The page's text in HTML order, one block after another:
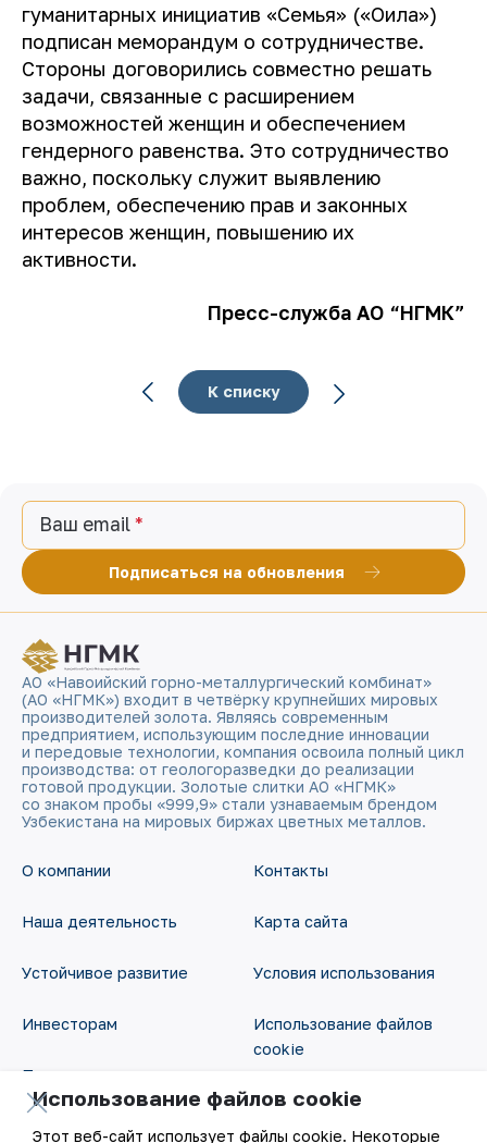
гуманитарных инициатив «Семья» («Оила»)
подписан меморандум о сотрудничестве.
Стороны договорились совместно решать
задачи, связанные с расширением
возможностей женщин и обеспечением
гендерного равенства. Это сотрудничество
важно, поскольку служит выявлению
проблем, обеспечению прав и законных
интересов женщин, повышению их
активности.
Пресс-служба АО “НГМК”
К списку
Ваш email
Подписаться на обновления
АО «Навоийский горно-металлургический комбинат»
(АО «НГМК») входит в четвёрку крупнейших мировых
производителей золота. Являясь современным
предприятием, использующим последние инновации
и передовые технологии, компания освоила полный цикл
производства: от геологоразведки до реализации
готовой продукции. Золотые слитки АО «НГМК»
со знаком пробы «999,9» стали узнаваемым брендом
Узбекистана на мировых биржах цветных металлов.
О компании
Наша деятельность
Устойчивое развитие
Инвесторам
Пресс-центр
Контакты
Карта сайта
Условия использования
Использование файлов
cookie
Открытые данные
Использование файлов cookie
Этот веб-сайт использует файлы cookie. Некоторые